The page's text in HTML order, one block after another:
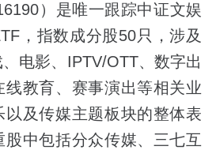
）是唯一跟踪中证文娱
，指数成分股50只，涉及
电影、IPTV/OTT、数字出
线教育、赛事演出等相关业
及传媒主题板块的整体表
中包括分众传媒、三七互